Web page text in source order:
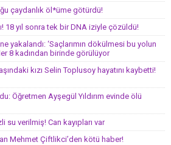
çaydanlık öl*üme götürdü!
18 yıl sonra tek bir DNA iziyle çözüldü!
yakalandı: ‘Saçlarımın dökülmesi bu yolun
8 kadından birinde görülüyor
kızı Selin Toplusoy hayatını kaybetti!
Öğretmen Ayşegül Yıldırım evinde ölü
verilmiş! Can kayıpları var
Mehmet Çiftlikci’den kötü haber!